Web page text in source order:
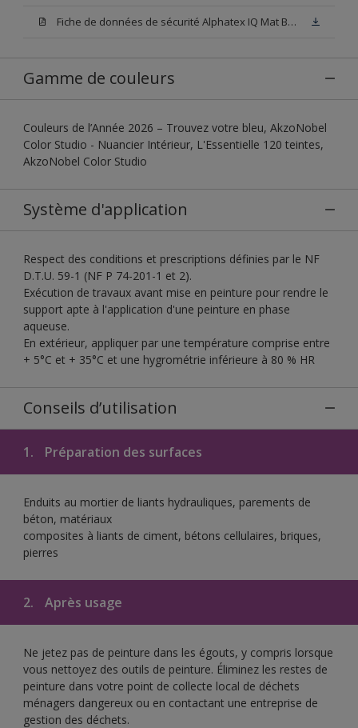
Fiche de données de sécurité Alphatex IQ Mat Base W05
Gamme de couleurs
Couleurs de l’Année 2026 – Trouvez votre bleu, AkzoNobel
Color Studio - Nuancier Intérieur, L'Essentielle 120 teintes,
AkzoNobel Color Studio
Système d'application
Respect des conditions et prescriptions définies par le NF
D.T.U. 59-1 (NF P 74-201-1 et 2).
Exécution de travaux avant mise en peinture pour rendre le
support apte à l'application d'une peinture en phase
aqueuse.
En extérieur, appliquer par une température comprise entre
+ 5°C et + 35°C et une hygrométrie inférieure à 80 % HR
Conseils d’utilisation
1. Préparation des surfaces
Enduits au mortier de liants hydrauliques, parements de
béton, matériaux
composites à liants de ciment, bétons cellulaires, briques,
pierres
2. Après usage
Ne jetez pas de peinture dans les égouts, y compris lorsque
vous nettoyez des outils de peinture. Éliminez les restes de
peinture dans votre point de collecte local de déchets
ménagers dangereux ou en contactant une entreprise de
gestion des déchets.